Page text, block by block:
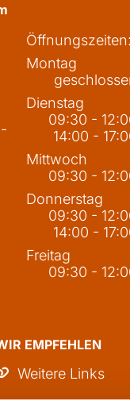
Öffnungszeiten:
Montag
Dienstag
09:30 -
14:00 -
Mittwoch
09:30 -
Donnerstag
09:30 -
14:00 -
Freitag
09:30 -
EMPFEHLEN
Weitere Links